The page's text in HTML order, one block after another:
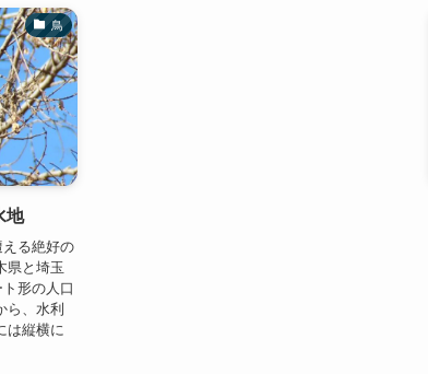
鳥
地
る絶好の
県と埼玉
形の人口
ら、水利
は縦横に